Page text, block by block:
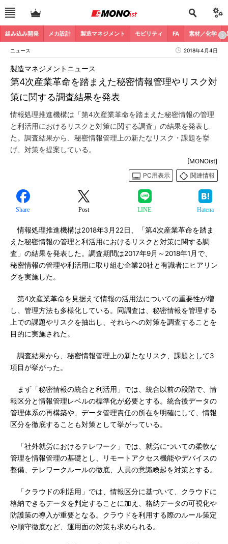
組み込み開発 メカ設計 製造マネジメント モビリティ FA 素材／化学
ニュース 2018年4月4日
第4次産業革命を踏まえた秘密情報管理やリスク対
策に関する調査結果を発表
製造マネジメントニュース
情報処理推進機構は「第4次産業革命を踏まえた秘密情報の管理
と利活用におけるリスクと対策に関する調査」の結果を発表し
た。調査結果から、秘密情報管理上の新たなリスク・課題を挙
げ、対策を提案している。
[MONOist]
PC用表示
関連情報
Share Post LINE Hatena
情報処理推進機構は2018年3月22日、「第4次産業革命を踏ま
えた秘密情報の管理と利活用におけるリスクと対策に関する調
査」の結果を発表した。調査期間は2017年9月～2018年1月で、
秘密情報の管理や利活用に取り組む企業20社と有識者にヒアリン
グを実施した。
第4次産業革命を見据えて情報の活用法についての重要性が増
し、管理方法も多様化している。同調査は、秘密情報を管理する
上での課題やリスクを抽出し、それらへの対策を調査することを
目的に実施された。
調査結果から、秘密情報管理上の新たなリスク、課題として3
項目が挙がった。
まず「秘密情報の統合と利活用」では、統合以前の段階で、情
報区分と情報管理レベルの標準化が必要とする。統合後データの
管理体系の再構築や、データ管理責任の所在を明確にして、情報
区分を徹底することも対策として挙がっている。
「社外就労におけるテレワーク」では、就労についての柔軟な
管理を情報管理の基礎とし、リモートアクセス機能やデバイスの
整備、テレワークルールの徹底、人員の意識喚起を対策とする。
「クラウドの利活用」では、情報区分に基づいて、クラウドに
格納できるデータを判定することに加え、格納データの可視化や
防護策の導入が重要となる。クラウドを利用する際のルール策定
や順守徹底など、運用面の対策も求められる。